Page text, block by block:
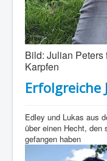
Bild: Julian Peters
Karpfen
Erfolgreiche
Edley und Lukas aus
über einen Hecht, den
gefangen haben